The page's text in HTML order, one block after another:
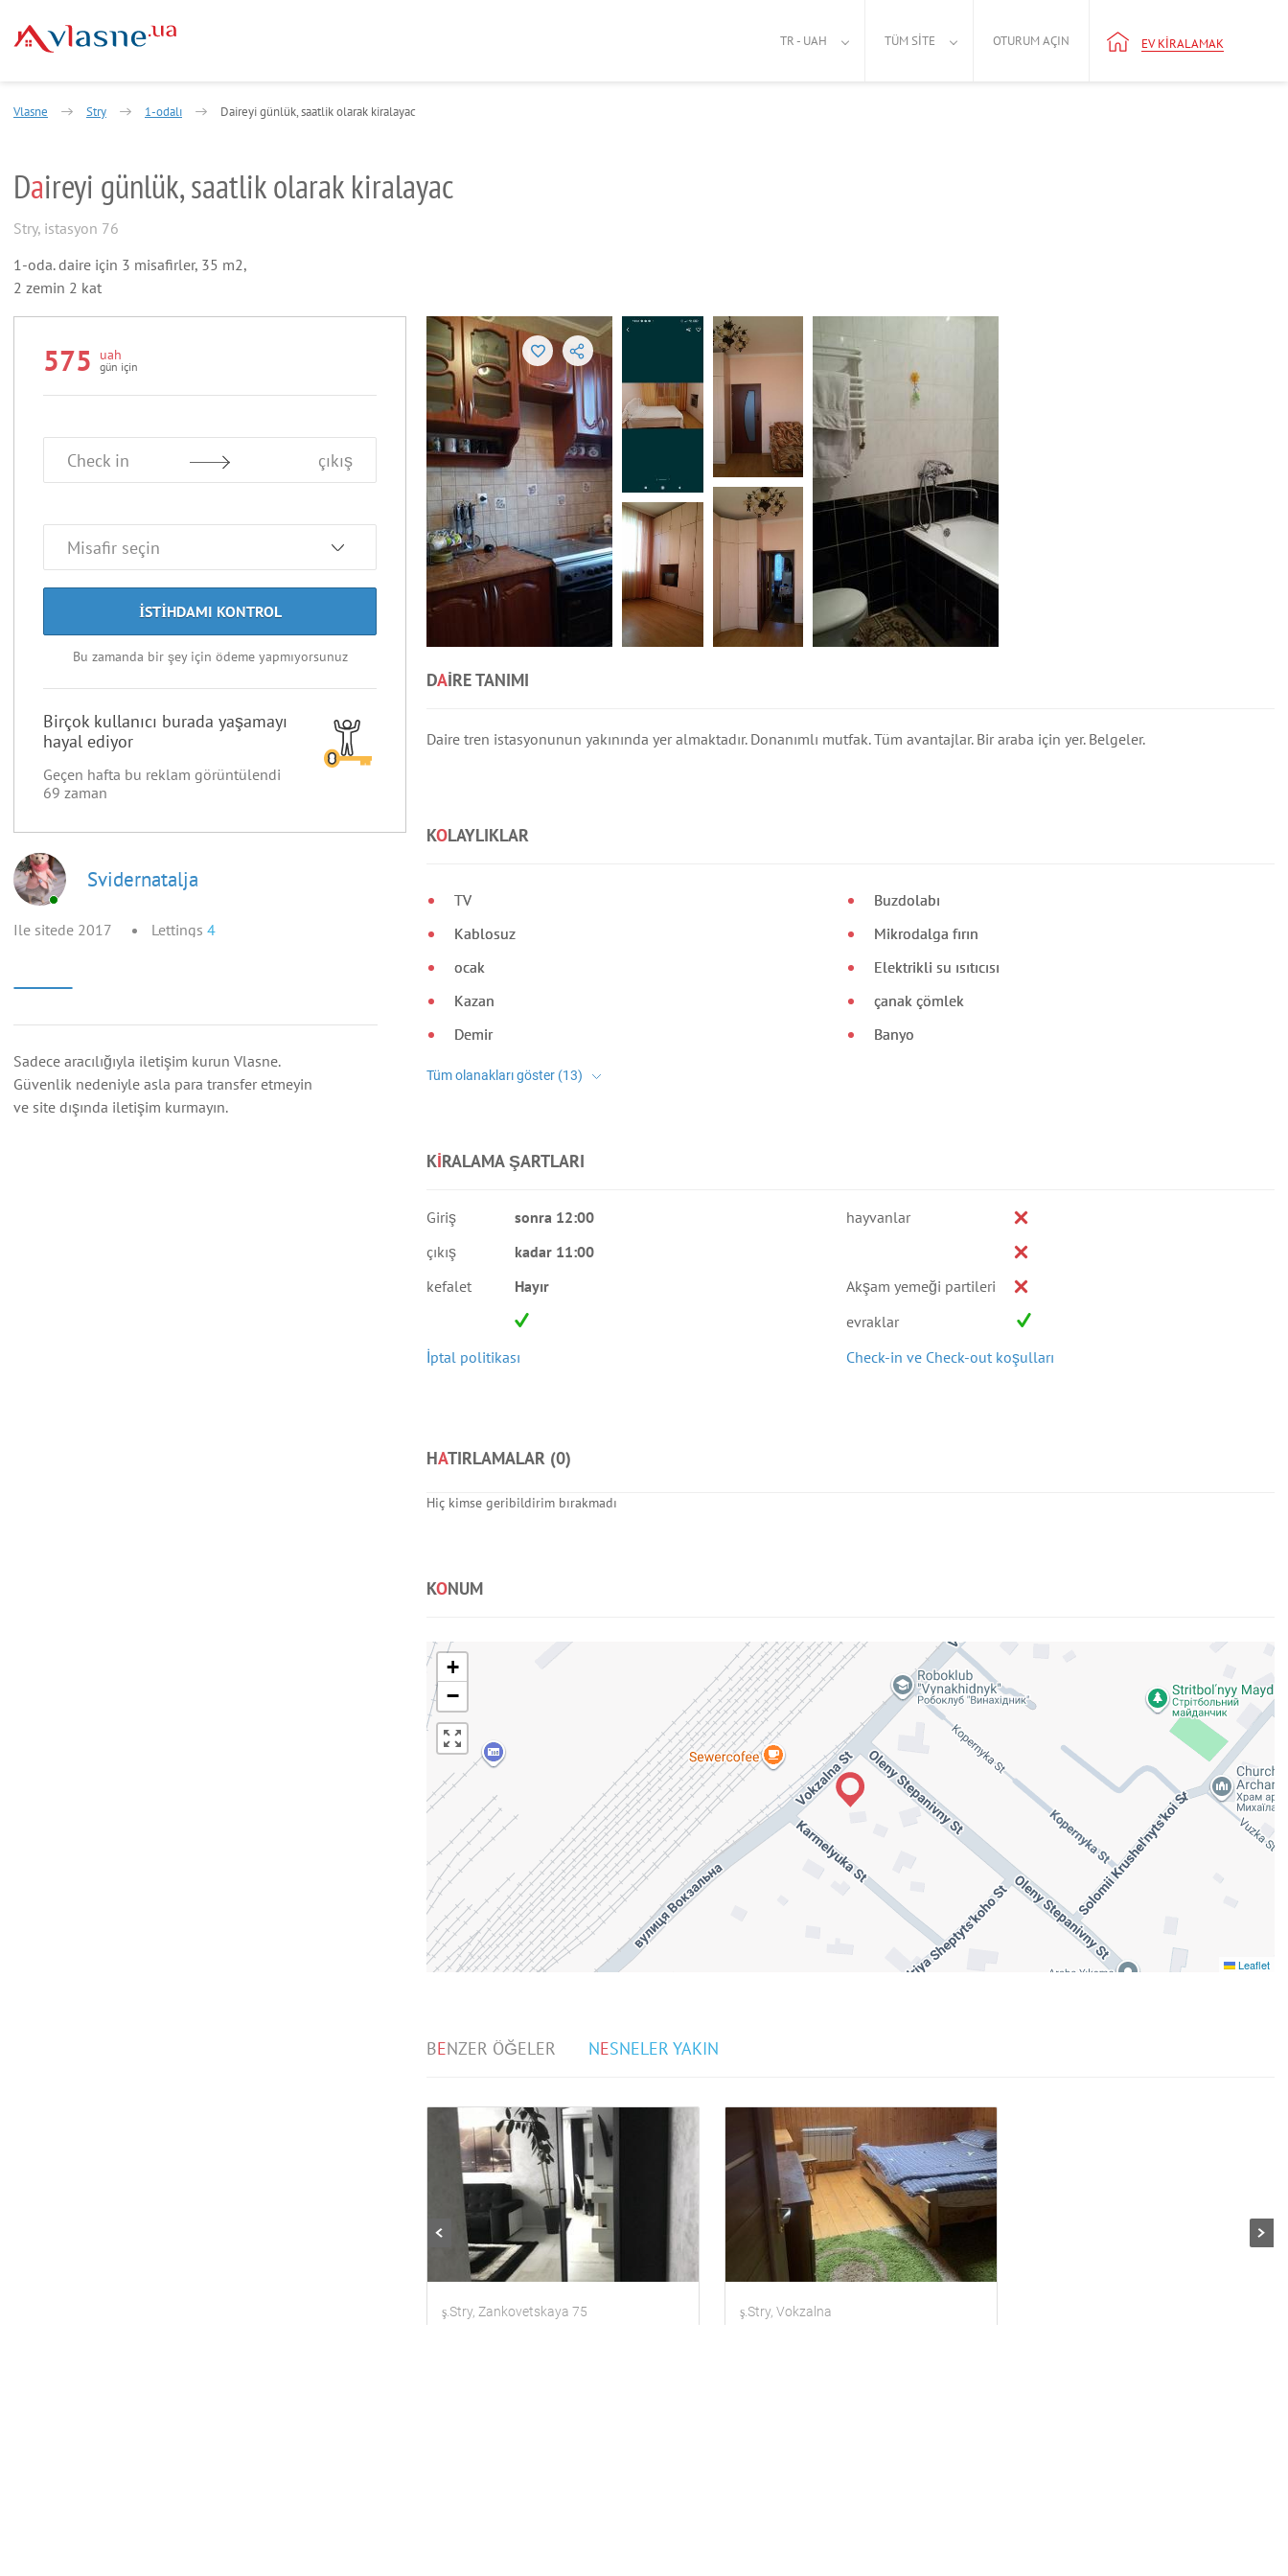
TR - UAH TÜM SITE OTURUM AÇIN EV KIRALAMAK
Vlasne Stry 1-odalı Daireyi günlük, saatlik olarak kiralayac
Daireyi günlük, saatlik olarak kiralayac
Stry, istasyon 76
1-oda. daire için 3 misafirler, 35 m2,
2 zemin 2 kat
575 uah
gün için
Check in çıkış
ISTIHDAMI KONTROL
Bu zamanda bir şey için ödeme yapmıyorsunuz
Birçok kullanıcı burada yaşamayı
hayal ediyor
Geçen hafta bu reklam görüntülendi
69 zaman
Svidernatalja
Ile sitede 2017 Lettings 4
Sadece aracılığıyla iletişim kurun Vlasne.
Güvenlik nedeniyle asla para transfer etmeyin
ve site dışında iletişim kurmayın.
DAIRE TANIMI
Daire tren istasyonunun yakınında yer almaktadır. Donanımlı mutfak. Tüm avantajlar. Bir araba için yer. Belgeler.
KOLAYLIKLAR
TV
Kablosuz
ocak
Kazan
Demir
Buzdolabı
Mikrodalga fırın
Elektrikli su ısıtıcısı
çanak çömlek
Banyo
KIRALAMA ŞARTLARI
Giriş
sonra 12:00
çıkış
kadar 11:00
kefalet
Hayır
İptal politikası
hayvanlar
Akşam yemeği partileri
evraklar
Check-in ve Check-out koşulları
HATIRLAMALAR (0)
Hiç kimse geribildirim bırakmadı
KONUM
+
−
Leaflet
BENZER ÖĞELER NESNELER YAKIN
ş.Stry, Zankovetskaya 75 ş.Stry, Vokzalna